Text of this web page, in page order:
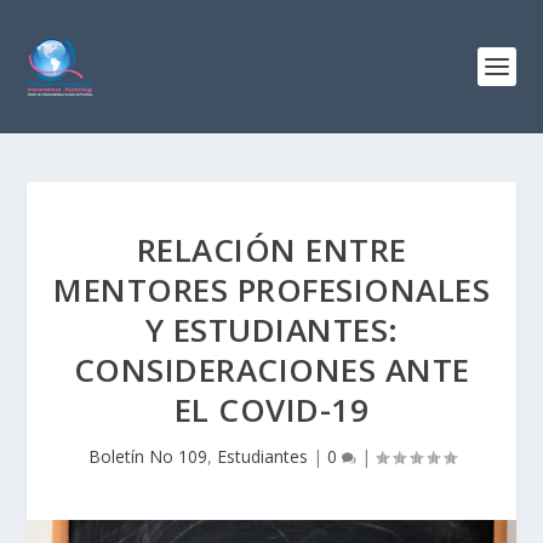
RELACIÓN ENTRE
MENTORES PROFESIONALES
Y ESTUDIANTES:
CONSIDERACIONES ANTE
EL COVID-19
Boletín No 109, Estudiantes | 0 |